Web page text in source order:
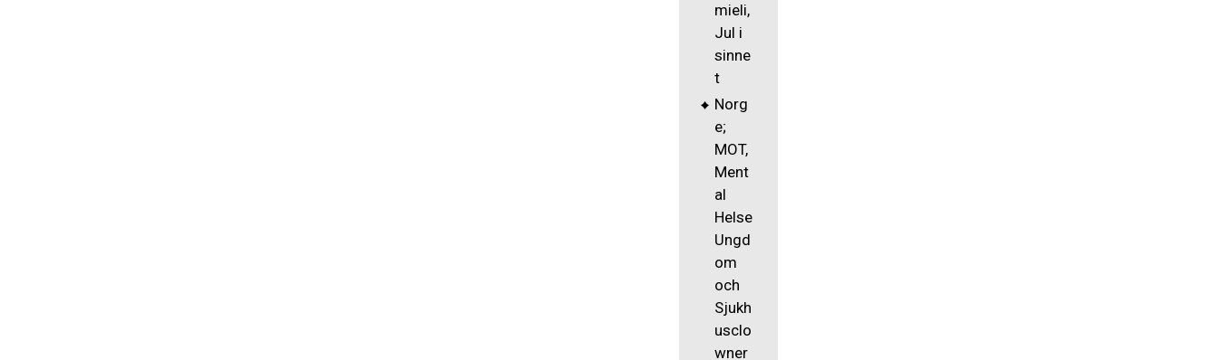
mieli,
Jul i
sinne
t
Norg
e;
MOT,
Ment
al
Helse
Ungd
om
och
Sjukh
usclo
wner